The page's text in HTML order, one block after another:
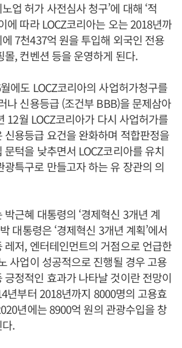
업 허가 사전심사 청구’에 대해 ‘적
에 따라 LOCZ코리아는 오는 2018년까
7천437억 원을 투입해 외국인 전용
몰, 컨벤션 등을 운영하게 된다.
에도 LOCZ코리아의 사업허가청구를
나 신용등급 (조건부 BBB)을 문제삼아
12월 LOCZ코리아가 다시 사업허가를
신용등급 요건을 완화하며 적합판정을
문턱을 낮추면서 LOCZ코리아를 유치
광특구로 만들고자 하는 유 장관의 의
근혜 대통령의 ‘경제혁신 3개년 계
대통령은 ‘경제혁신 3개년 계획’에서
레저, 엔터테인먼트의 거점으로 언급한
사업이 성공적으로 진행될 경우 고용
긍정적인 효과가 나타날 것이란 전망이
년부터 2018년까지 8000명의 고용효
년에는 8900억 원의 관광수입을 창
.